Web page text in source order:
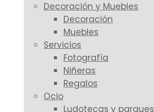
Decoración y Muebles
Decoración
Muebles
Servicios
Fotografía
Niñeras
Regalos
Ocio
Ludotecas y parques